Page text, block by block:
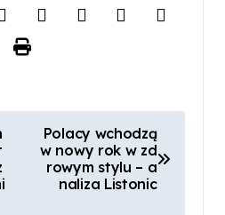
Polacy wchodzą
w nowy rok w zd
rowym stylu – a
naliza Listonic